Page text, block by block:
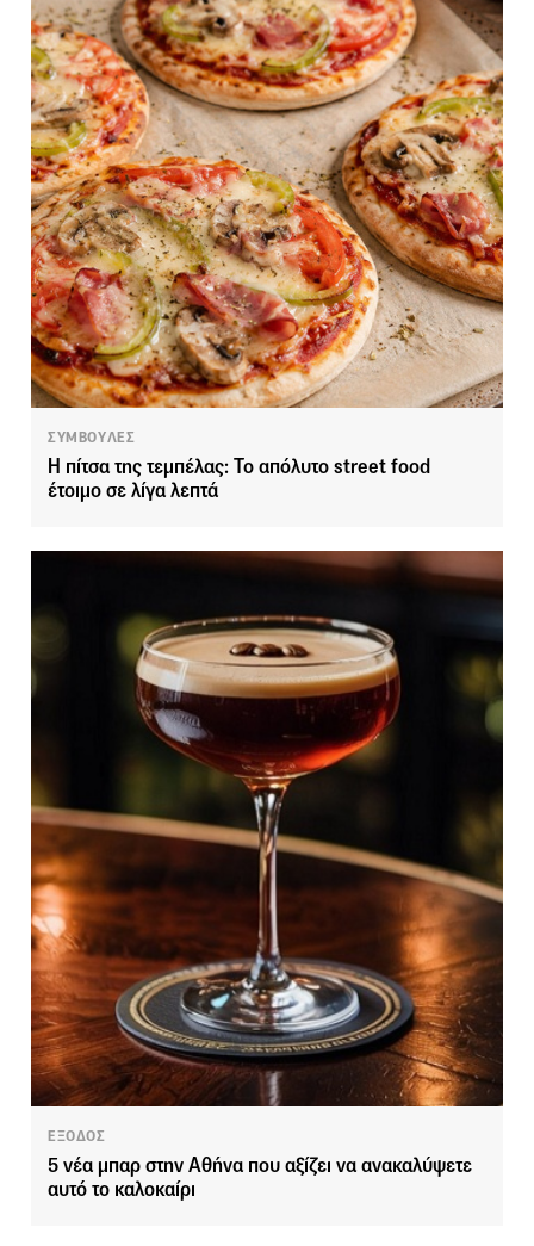
ΣΥΜΒΟΥΛΕΣ
Η πίτσα της τεμπέλας: Το απόλυτο street food
έτοιμο σε λίγα λεπτά
ΕΞΟΔΟΣ
5 νέα μπαρ στην Αθήνα που αξίζει να ανακαλύψετε
αυτό το καλοκαίρι